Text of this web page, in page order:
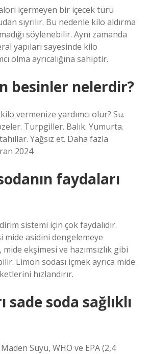
içermeyen bir içecek türü
sıyrılır. Bu nedenle kilo aldırma
söylenebilir. Aynı zamanda
yapıları sayesinde kilo
olma ayrıcalığına sahiptir.
besinler nelerdir?
vermenize yardımcı olur? Su.
Turpgiller. Balık. Yumurta.
Yağsız et. Daha fazla
2024
faydaları
sistemi için çok faydalıdır.
mide asidini dengelemeye
mide ekşimesi ve hazımsızlık gibi
Limon sodası içmek ayrıca mide
hızlandırır.
sade soda sağlıklı
Suyu, WHO ve EPA (2,4